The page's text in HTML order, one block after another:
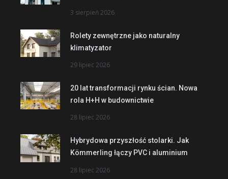
3 sierpień 2026
Rolety zewnętrzne jako naturalny
klimatyzator
29 lipiec 2026
20 lat transformacji rynku ścian. Nowa
rola H+H w budownictwie
28 lipiec 2026
Hybrydowa przyszłość stolarki. Jak
Kömmerling łączy PVC i aluminium
28 lipiec 2026